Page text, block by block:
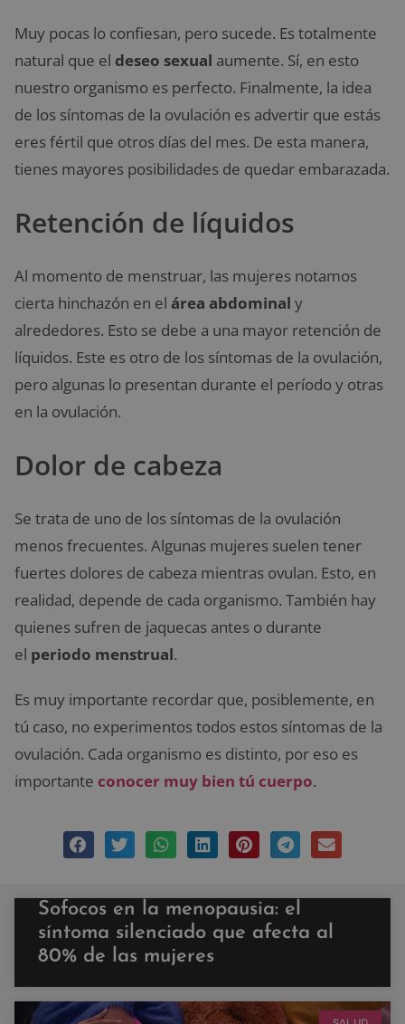
Muy pocas lo confiesan, pero sucede. Es totalmente
natural que el deseo sexual aumente. Sí, en esto
nuestro organismo es perfecto. Finalmente, la idea
de los síntomas de la ovulación es advertir que estás
eres fértil que otros días del mes. De esta manera,
tienes mayores posibilidades de quedar embarazada.
Retención de líquidos
Al momento de menstruar, las mujeres notamos
cierta hinchazón en el área abdominal y
alrededores. Esto se debe a una mayor retención de
líquidos. Este es otro de los síntomas de la ovulación,
pero algunas lo presentan durante el período y otras
en la ovulación.
Dolor de cabeza
Se trata de uno de los síntomas de la ovulación
menos frecuentes. Algunas mujeres suelen tener
fuertes dolores de cabeza mientras ovulan. Esto, en
realidad, depende de cada organismo. También hay
quienes sufren de jaquecas antes o durante
el periodo menstrual.
Es muy importante recordar que, posiblemente, en
tú caso, no experimentos todos estos síntomas de la
ovulación. Cada organismo es distinto, por eso es
importante conocer muy bien tú cuerpo.
Sofocos en la menopausia: el
síntoma silenciado que afecta al
80% de las mujeres